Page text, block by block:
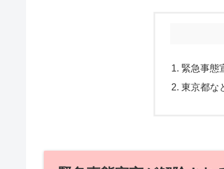
緊急事態
東京都な